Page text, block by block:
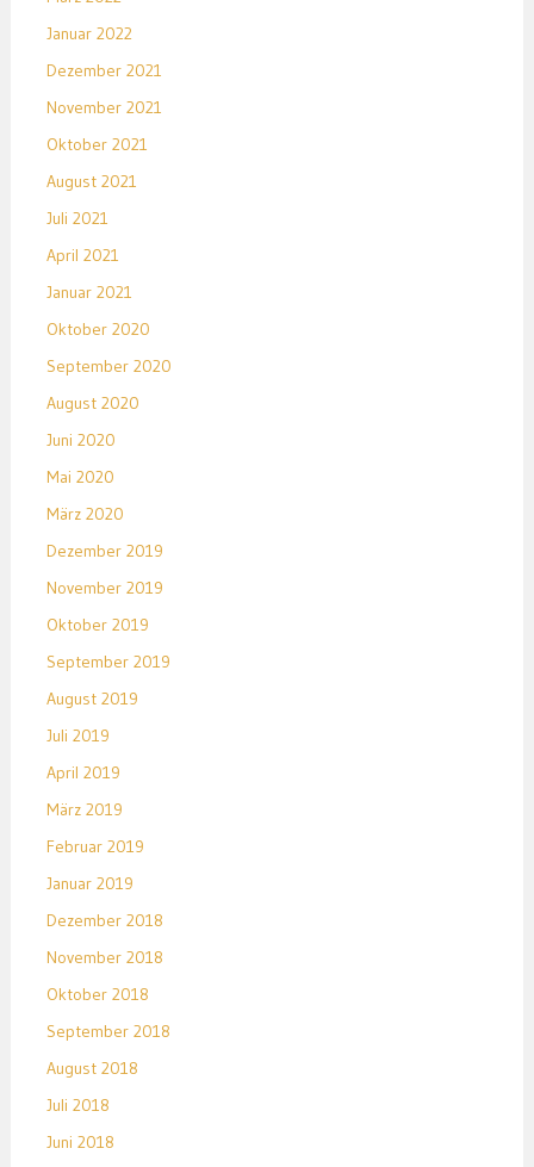
Januar 2022
Dezember 2021
November 2021
Oktober 2021
August 2021
Juli 2021
April 2021
Januar 2021
Oktober 2020
September 2020
August 2020
Juni 2020
Mai 2020
März 2020
Dezember 2019
November 2019
Oktober 2019
September 2019
August 2019
Juli 2019
April 2019
März 2019
Februar 2019
Januar 2019
Dezember 2018
November 2018
Oktober 2018
September 2018
August 2018
Juli 2018
Juni 2018